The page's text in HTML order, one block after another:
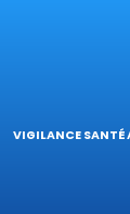
VIGILANCE SANTÉ